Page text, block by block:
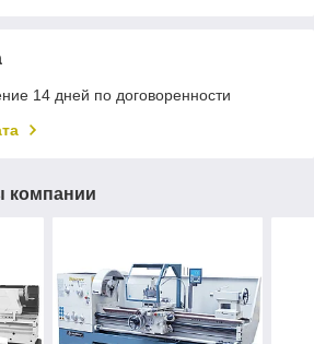
14 дней по договоренности
компании